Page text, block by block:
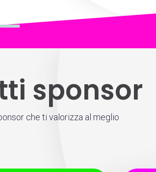
sponsor
che ti valorizza al meglio